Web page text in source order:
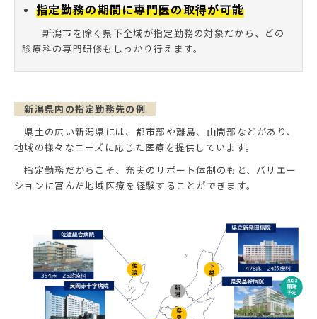
指定勤務の期間に専門医の取得が可能
新潟市を除く県下全域が指定勤務の対象だから、どの
診療科の専門研修もしっかり行えます。
新潟県内の指定勤務先の例
県土の広い新潟県には、都市部や離島、山間部などがあり、
地域の様々なニーズに応じた医療を提供しています。
指定勤務だからこそ、充実のサポート体制のもと、バリエー
ションに富んだ地域医療を経験することができます。